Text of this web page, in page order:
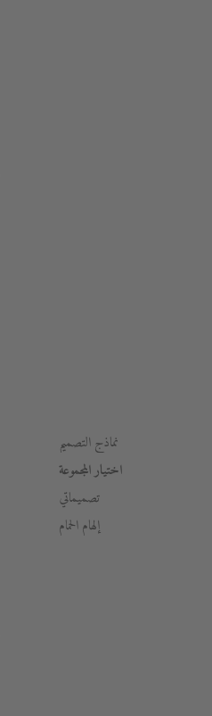
نماذج التصميم
اختيار المجموعة
تصميماتي
إلهام الحمام